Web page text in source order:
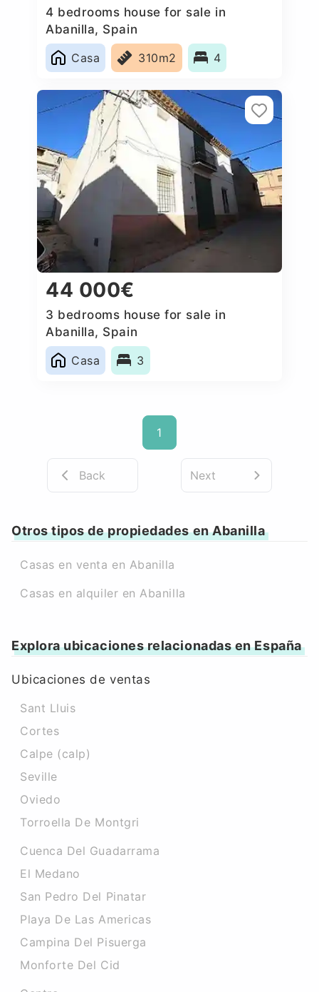
4 bedrooms house for sale in
Abanilla, Spain
Casa
310m2 4
44 000€
3 bedrooms house for sale in
Abanilla, Spain
Casa
3
1
Back Next
Otros tipos de propiedades en Abanilla
Casas en venta en Abanilla
Casas en alquiler en Abanilla
Explora ubicaciones relacionadas en España
Ubicaciones de ventas
Sant Lluis
Cortes
Calpe (calp)
Seville
Oviedo
Torroella De Montgri
Cuenca Del Guadarrama
El Medano
San Pedro Del Pinatar
Playa De Las Americas
Campina Del Pisuerga
Monforte Del Cid